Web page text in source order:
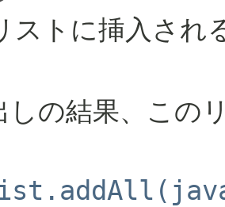
ストに挿入され
しの結果、この